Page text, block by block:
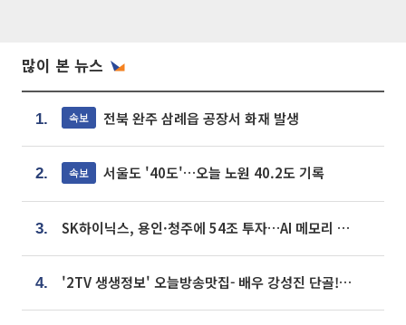
많이 본 뉴스
1. 속보 전북 완주 삼례읍 공장서 화재 발생
2. 속보 서울도 '40도'…오늘 노원 40.2도 기록
3. SK하이닉스, 용인·청주에 54조 투자…AI 메모리 생산기지 키운다
4. '2TV 생생정보' 오늘방송맛집- 배우 강성진 단골! 쌀국수ㆍ푸팟퐁 커리 맛집 '블○○○'